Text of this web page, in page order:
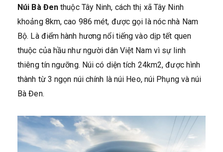
Núi Bà Đen thuộc Tây Ninh, cách thị xã Tây Ninh
khoảng 8km, cao 986 mét, được gọi là nóc nhà Nam
Bộ. Là điểm hành hương nổi tiếng vào dịp tết quen
thuộc của hầu như người dân Việt Nam vì sự linh
thiêng tín ngưỡng. Núi có diện tích 24km2, được hình
thành từ 3 ngọn núi chính là núi Heo, núi Phụng và núi
Bà Đen.